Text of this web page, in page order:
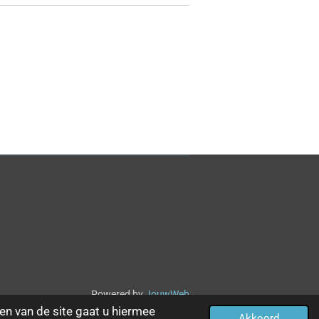
van de site gaat u hiermee
Powered byJouwWeb